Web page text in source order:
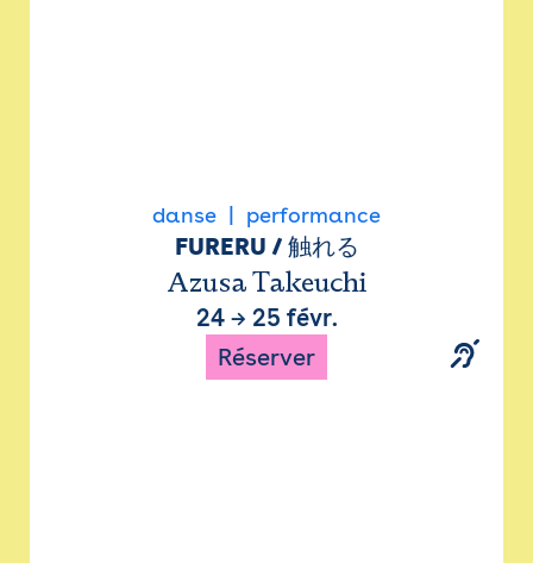
danse performance
FURERU / 触れる
Azusa Takeuchi
24→ 25 févr.
Réserver